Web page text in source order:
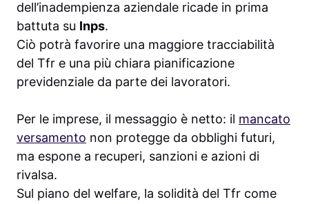
dell’inadempienza aziendale ricade in prima
battuta su Inps.
Ciò potrà favorire una maggiore tracciabilità
del Tfr e una più chiara pianificazione
previdenziale da parte dei lavoratori.
Per le imprese, il messaggio è netto: il mancato
versamento non protegge da obblighi futuri,
ma espone a recuperi, sanzioni e azioni di
rivalsa.
Sul piano del welfare, la solidità del Tfr come